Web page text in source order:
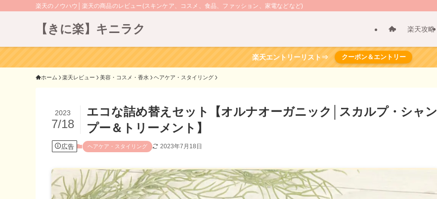
楽天のノウハウ│楽天の商品のレビュー(スキンケア、コスメ、食品、ファッション、家電などなど)
【きに楽】キニラク 楽天攻略
楽天エントリーリスト⇒ クーポン＆エントリー
ホーム 楽天レビュー 美容・コスメ・香水 ヘアケア・スタイリング
エコな詰め替えセット【オルナオーガニック│スカルプ・シャン
プー＆トリーメント】
2023
7/18
広告 ヘアケア・スタイリング 2023年7月18日